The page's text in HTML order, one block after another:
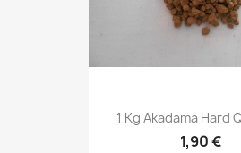
1 Kg Akadama Hard
1,90 €